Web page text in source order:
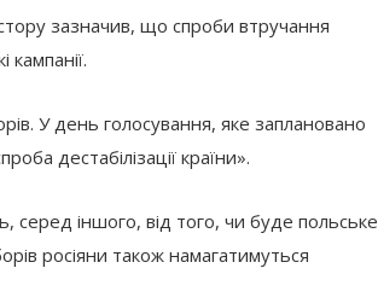
зазначив, що спроби втручання
У день голосування, яке заплановано
дестабілізації країни».
серед іншого, від того, чи буде польське
росіяни також намагатимуться